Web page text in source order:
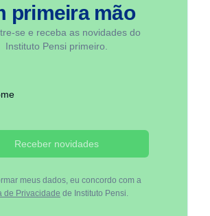
primeira mão
se e receba as novidades do
Instituto Pensi primeiro.
Receber novidades
meus dados, eu concordo com a
de Privacidade de Instituto Pensi.